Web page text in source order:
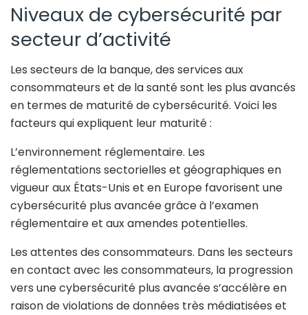
Niveaux de cybersécurité par
secteur d’activité
Les secteurs de la banque, des services aux
consommateurs et de la santé sont les plus avancés
en termes de maturité de cybersécurité. Voici les
facteurs qui expliquent leur maturité :
L’environnement réglementaire. Les
réglementations sectorielles et géographiques en
vigueur aux États-Unis et en Europe favorisent une
cybersécurité plus avancée grâce à l’examen
réglementaire et aux amendes potentielles.
Les attentes des consommateurs. Dans les secteurs
en contact avec les consommateurs, la progression
vers une cybersécurité plus avancée s’accélère en
raison de violations de données très médiatisées et